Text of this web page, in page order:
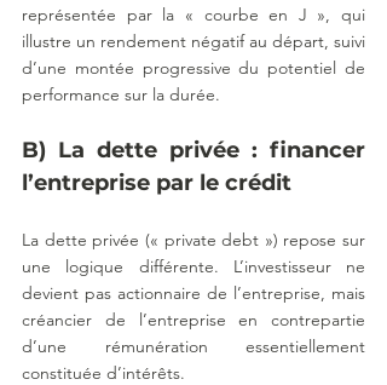
représentée par la « courbe en J », qui
illustre un rendement négatif au départ, suivi
d’une montée progressive du potentiel de
performance sur la durée.
B) La dette privée : financer
l’entreprise par le crédit
La dette privée (« private debt ») repose sur
une logique différente. L’investisseur ne
devient pas actionnaire de l’entreprise, mais
créancier de l’entreprise en contrepartie
d’une rémunération essentiellement
constituée d’intérêts.